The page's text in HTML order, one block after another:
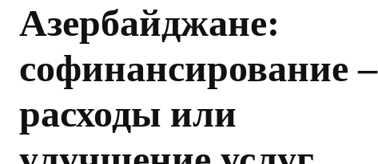
Азербайджане:
софинансирование –
расходы или